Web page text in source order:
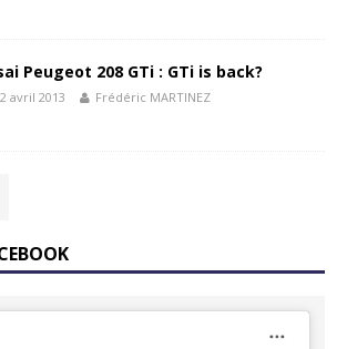
Peugeot 208 GTi : GTi is back?
avril 2013 Frédéric MARTINEZ